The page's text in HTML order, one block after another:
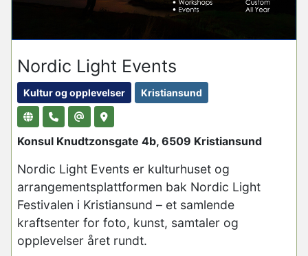
Nordic Light Events
Kultur og opplevelser Kristiansund
Konsul Knudtzonsgate 4b, 6509 Kristiansund
Nordic Light Events er kulturhuset og
arrangementsplattformen bak Nordic Light
Festivalen i Kristiansund – et samlende
kraftsenter for foto, kunst, samtaler og
opplevelser året rundt.